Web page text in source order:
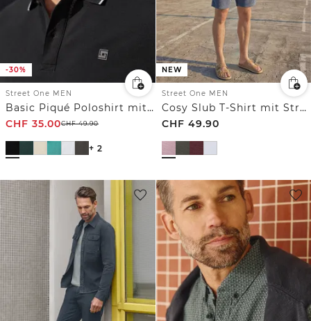
-30%
Street One MEN
Basic Piqué Poloshirt mit Kontrastdetail
CHF 35.00CHF49.90
+ 2
NEW
Street One MEN
Cosy Slub T-Shirt mit Struktur
CHF 49.90